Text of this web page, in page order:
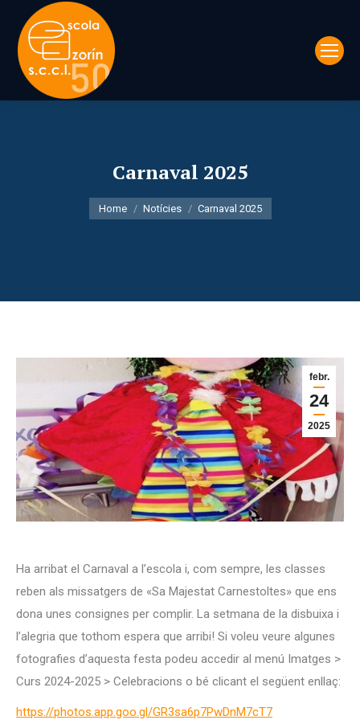
Carnaval 2025
You are here:
Home Notícies Carnaval 2025
febr.
24
2025
Ha arribat el Carnaval a l’escola i, com sempre, les classes
reben als missatgers de «Sa Majestat Carnestoltes» que ens
dona unes consignes per complir. La setmana de la disbuixa i
l’alegria que tothom espera que arribi! Si voleu veure algunes
fotografies d’aquesta festa podeu accedir al menú Imatges >
Curs 2024-2025 > Celebracions o bé clicant el següent enllaç:
https://photos.app.goo.gl/GR3sa6p7PwDnM7cT7